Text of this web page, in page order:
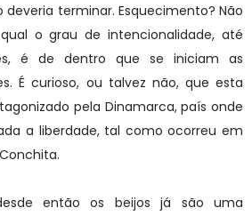
deveria terminar. Esquecimento? Não
o grau de intencionalidade, até
é de dentro que se iniciam as
É curioso, ou talvez não, que esta
pela Dinamarca, país onde
a liberdade, tal como ocorreu em
então os beijos já são uma